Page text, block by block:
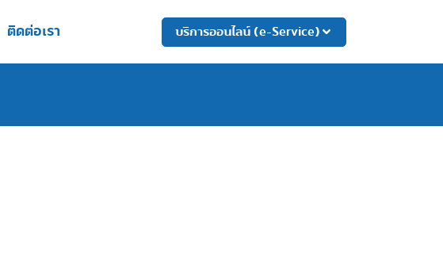
ติดต่อเรา บริการออนไลน์ (e-Service)